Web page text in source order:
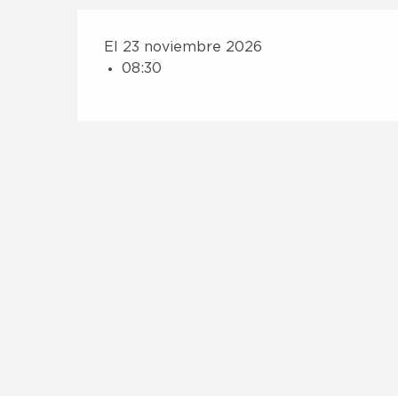
El 23 noviembre 2026
08:30